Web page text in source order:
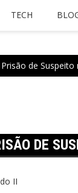
TECH
de Suspeito
DE